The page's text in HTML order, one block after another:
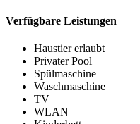
Verfügbare Leistungen
Haustier erlaubt
Privater Pool
Spülmaschine
Waschmaschine
TV
WLAN